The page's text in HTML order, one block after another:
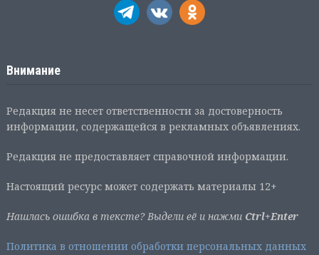
Внимание
Редакция не несет ответственности за достоверность
информации, содержащейся в рекламных объявлениях.
Редакция не предоставляет справочной информации.
Настоящий ресурс может содержать материалы 12+
Нашлась ошибка в тексте? Выдели её и нажми Ctrl+Enter
Политика в отношении обработки персональных данных